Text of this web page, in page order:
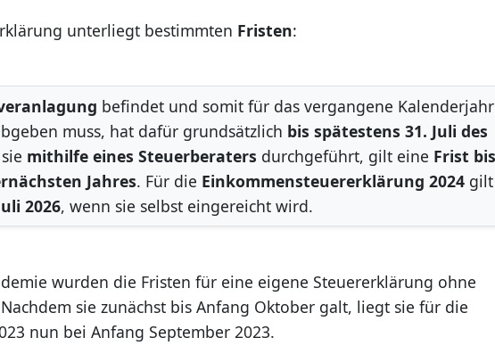
unterliegt bestimmten Fristen:
befindet und somit für das vergangene Kalenderjahr
muss, hat dafür grundsätzlich bis spätestens 31. Juli des
mithilfe eines Steuerberaters durchgeführt, gilt eine Frist bis
Jahres. Für die Einkommensteuererklärung 2024 gilt
2026, wenn sie selbst eingereicht wird.
wurden die Fristen für eine eigene Steuererklärung ohne
sie zunächst bis Anfang Oktober galt, liegt sie für die
nun bei Anfang September 2023.